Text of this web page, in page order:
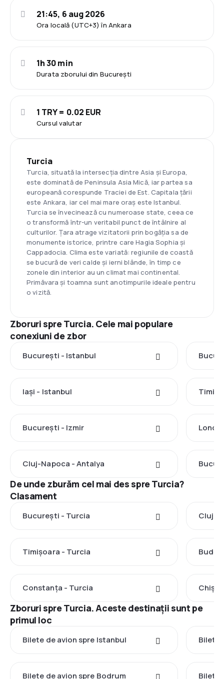
Ora locală (UTC+3) în Ankara
21:45, 6 aug 2026
Durata zborului din București
1h 30 min
Cursul valutar
1 TRY = 0.02 EUR
Turcia
Turcia, situată la intersecția dintre Asia și Europa,
este dominată de Peninsula Asia Mică, iar partea sa
europeană corespunde Traciei de Est. Capitala țării
este Ankara, iar cel mai mare oraș este Istanbul.
Turcia se învecinează cu numeroase state, ceea ce
o transformă într-un veritabil punct de întâlnire al
culturilor. Țara atrage vizitatorii prin bogăția sa de
monumente istorice, printre care Hagia Sophia și
Cappadocia. Clima este variată: regiunile de coastă
se bucură de veri calde și ierni blânde, în timp ce
zonele din interior au un climat mai continental.
Primăvara și toamna sunt anotimpurile ideale pentru
o vizită.
Zboruri spre Turcia. Cele mai populare
conexiuni de zbor
București - Istanbul
Iași - Istanbul
București - Izmir
Cluj-Napoca - Antalya
De unde zburăm cel mai des spre Turcia?
Clasament
București - Turcia Cluj-
Timișoara - Turcia
Constanța - Turcia
Zboruri spre Turcia. Aceste destinații sunt pe
primul loc
Bilete de avion spre Istanbul Bilete
Bilete de avion spre Bodrum Bilete